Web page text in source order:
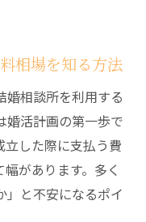
相場を知る方法
婚相談所を利用する
婚活計画の第一歩で
立した際に支払う費
があります。多く
」と不安になるポイ